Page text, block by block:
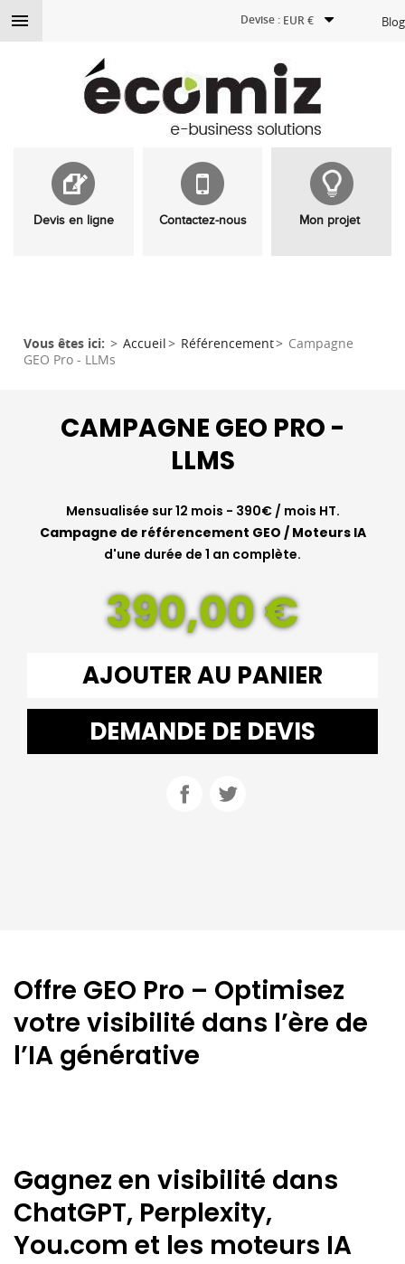
Devise : EUR € Blog

Devis en ligne Contactez-nous Mon projet
Vous êtes ici: Accueil Référencement
Campagne
GEO Pro - LLMs
CAMPAGNE GEO PRO -
LLMS
Mensualisée sur 12 mois - 390€ / mois HT.
Campagne de référencement GEO / Moteurs IA
d'une durée de 1 an complète.
390,00 €
AJOUTER AU PANIER
DEMANDE DE DEVIS
Offre GEO Pro – Optimisez
votre visibilité dans l’ère de
l’IA générative
Gagnez en visibilité dans
ChatGPT, Perplexity,
You.com et les moteurs IA